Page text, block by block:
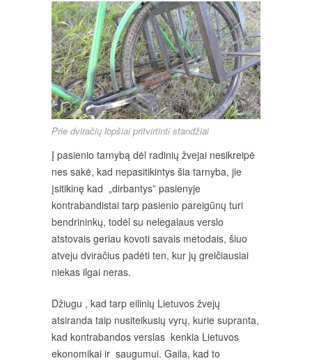
Prie dviračių lopšiai pritvirtinti standžiai
Į pasienio tarnybą dėl radinių žvejai nesikreipė
nes sakė, kad nepasitikintys šia tarnyba, jie
įsitikinę kad „dirbantys” pasienyje
kontrabandistai tarp pasienio pareigūnų turi
bendrininkų, todėl su nelegalaus verslo
atstovais geriau kovoti savais metodais, šiuo
atveju dviračius padėti ten, kur jų greičiausiai
niekas ilgai neras.
Džiugu , kad tarp eilinių Lietuvos žvejų
atsiranda taip nusiteikusių vyrų, kurie supranta,
kad kontrabandos verslas kenkia Lietuvos
ekonomikai ir saugumui. Gaila, kad to